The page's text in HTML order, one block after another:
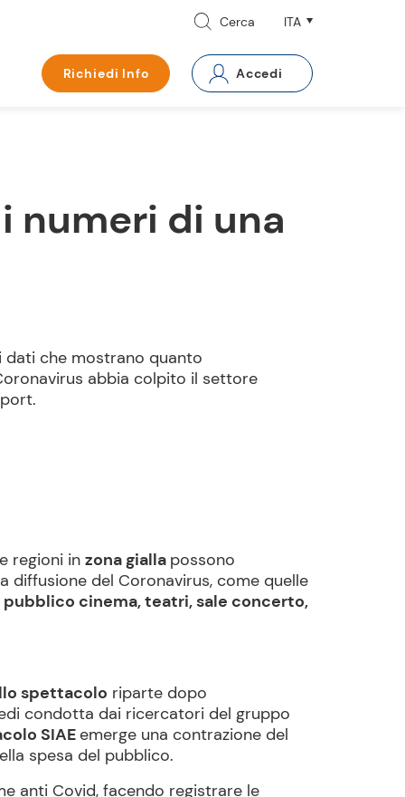
Cerca
Richiedi Info Accedi
numeri di una
che mostrano quanto
abbia colpito il settore
regioni in zona gialla possono
del Coronavirus, come quelle
pubblico cinema, teatri, sale concerto,
spettacolo riparte dopo
condotta dai ricercatori del gruppo
SIAEemerge una contrazione del
spesa del pubblico.
anti Covid, facendo registrare le